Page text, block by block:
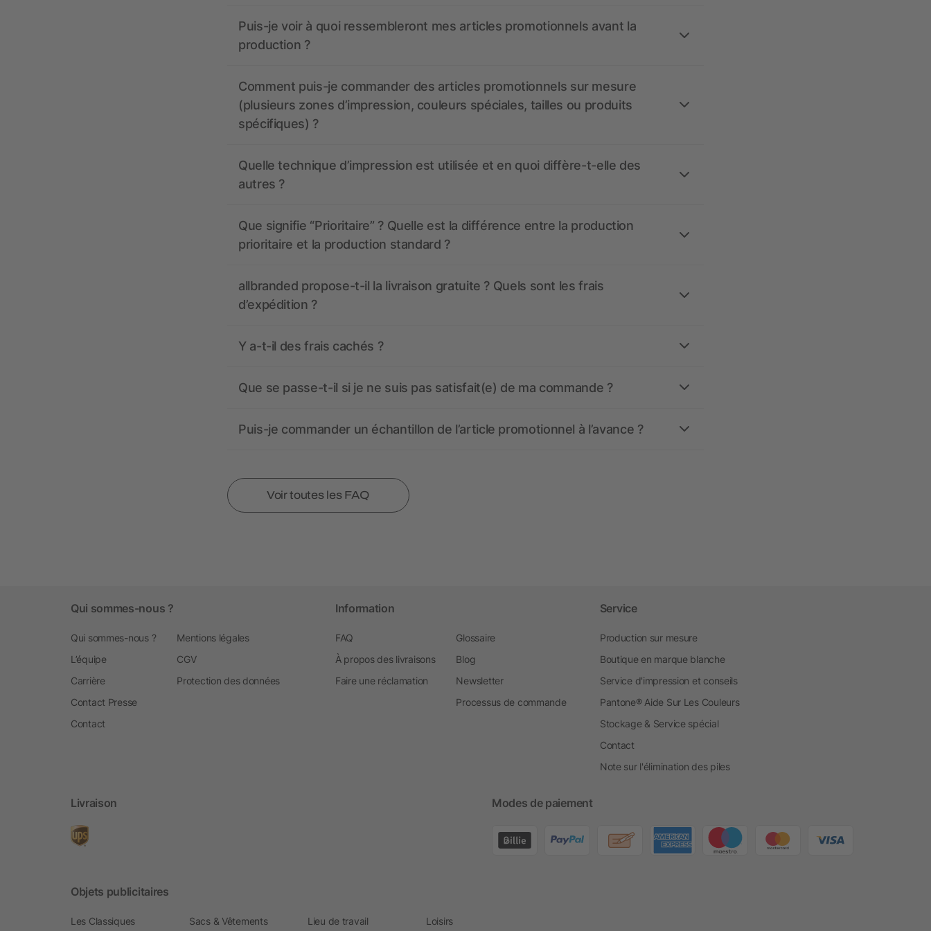
Puis-je voir à quoi ressembleront mes articles promotionnels avant la
production ?
Comment puis-je commander des articles promotionnels sur mesure
(plusieurs zones d’impression, couleurs spéciales, tailles ou produits
spécifiques) ?
Quelle technique d’impression est utilisée et en quoi diffère-t-elle des
autres ?
Que signifie “Prioritaire” ? Quelle est la différence entre la production
prioritaire et la production standard ?
allbranded propose-t-il la livraison gratuite ? Quels sont les frais
d’expédition ?
Y a-t-il des frais cachés ?
Que se passe-t-il si je ne suis pas satisfait(e) de ma commande ?
Puis-je commander un échantillon de l’article promotionnel à l’avance ?
Voir toutes les FAQ
Qui sommes-nous ?
Qui sommes-nous ?
L’équipe
Carrière
Contact Presse
Contact
Mentions légales
CGV
Protection des données
Information
FAQ
À propos des livraisons
Faire une réclamation
Glossaire
Blog
Newsletter
Processus de commande
Service
Production sur mesure
Boutique en marque blanche
Service d'impression et conseils
Pantone® Aide Sur Les Couleurs
Stockage & Service spécial
Contact
Note sur l'élimination des piles
Livraison Modes de paiement
Objets publicitaires
Les Classiques Sacs & Vêtements Lieu de travail Loisirs